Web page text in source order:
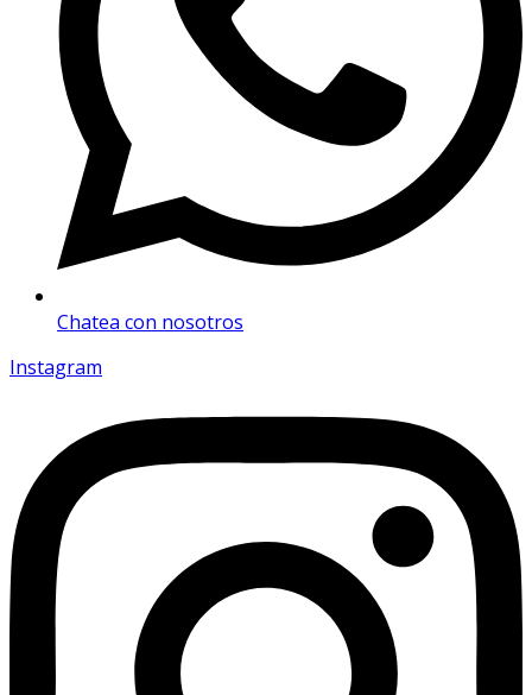
Chatea con nosotros
Instagram